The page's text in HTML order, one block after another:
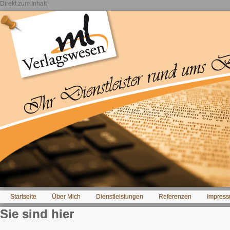
Direkt zum Inhalt
Startseite Über Mich Dienstleistungen Referenzen
Sie sind hier